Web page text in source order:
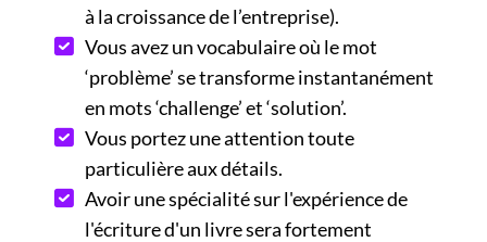
à la croissance de l’entreprise).
Vous avez un vocabulaire où le mot
‘problème’ se transforme instantanément
en mots ‘challenge’ et ‘solution’.
Vous portez une attention toute
particulière aux détails.
Avoir une spécialité sur l'expérience de
l'écriture d'un livre sera fortement